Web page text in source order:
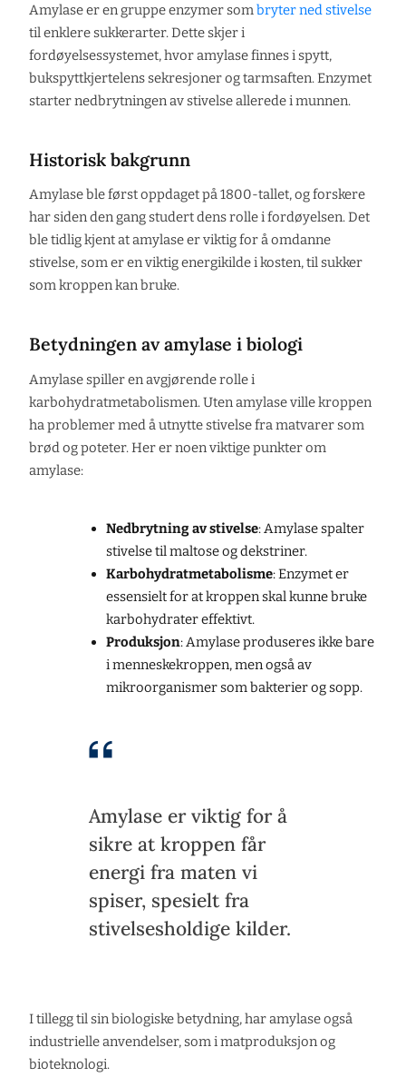
Amylase er en gruppe enzymer sombryter ned stivelse
til enklere sukkerarter. Dette skjer i
fordøyelsessystemet, hvor amylase finnes i spytt,
bukspyttkjertelens sekresjoner og tarmsaften. Enzymet
starter nedbrytningen av stivelse allerede i munnen.
Historisk bakgrunn
Amylase ble først oppdaget på 1800-tallet, og forskere
har siden den gang studert dens rolle i fordøyelsen. Det
ble tidlig kjent at amylase er viktig for å omdanne
stivelse, som er en viktig energikilde i kosten, til sukker
som kroppen kan bruke.
Betydningen av amylase i biologi
Amylase spiller en avgjørende rolle i
karbohydratmetabolismen. Uten amylase ville kroppen
ha problemer med å utnytte stivelse fra matvarer som
brød og poteter. Her er noen viktige punkter om
amylase:
Nedbrytning av stivelse: Amylase spalter
stivelse til maltose og dekstriner.
Karbohydratmetabolisme: Enzymet er
essensielt for at kroppen skal kunne bruke
karbohydrater effektivt.
Produksjon: Amylase produseres ikke bare
i menneskekroppen, men også av
mikroorganismer som bakterier og sopp.
Amylase er viktig for å
sikre at kroppen får
energi fra maten vi
spiser, spesielt fra
stivelsesholdige kilder.
I tillegg til sin biologiske betydning, har amylase også
industrielle anvendelser, som i matproduksjon og
bioteknologi.